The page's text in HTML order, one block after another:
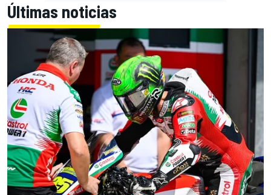
Últimas noticias